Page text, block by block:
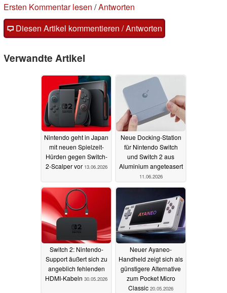
Ersten Kommentar lesen /Antworten
Diesen Artikel kommentieren / Antworten
Verwandte Artikel
Nintendo geht in Japan
mit neuen Spielzeit-
Hürden gegen Switch-
2-Scalper vor 13.06.2026
Neue Docking-Station
für Nintendo Switch
und Switch 2 aus
Aluminium angeteasert
11.06.2026
Switch 2: Nintendo-
Support äußert sich zu
angeblich fehlenden
HDMI-Kabeln 30.05.2026
Neuer Ayaneo-
Handheld zeigt sich als
günstigere Alternative
zum Pocket Micro
Classic 20.05.2026